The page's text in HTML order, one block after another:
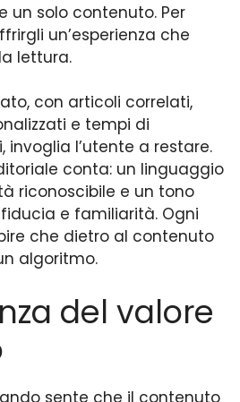
un solo contenuto. Per
un’esperienza che
lettura.
con articoli correlati,
e tempi di
l’utente a restare.
conta: un linguaggio
riconoscibile e un tono
e familiarità. Ogni
che dietro al contenuto
algoritmo.
del valore
sente che il contenuto